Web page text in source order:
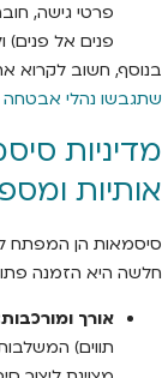
פרטי גישה,
פנים אל
בנוסף, חשוב לקרוא
שתגבשו נהלי אבטחה
מדיניות
אותיות
סיסמאות הן המפתח
חלשה היא הזמנה
אורך
תווים)